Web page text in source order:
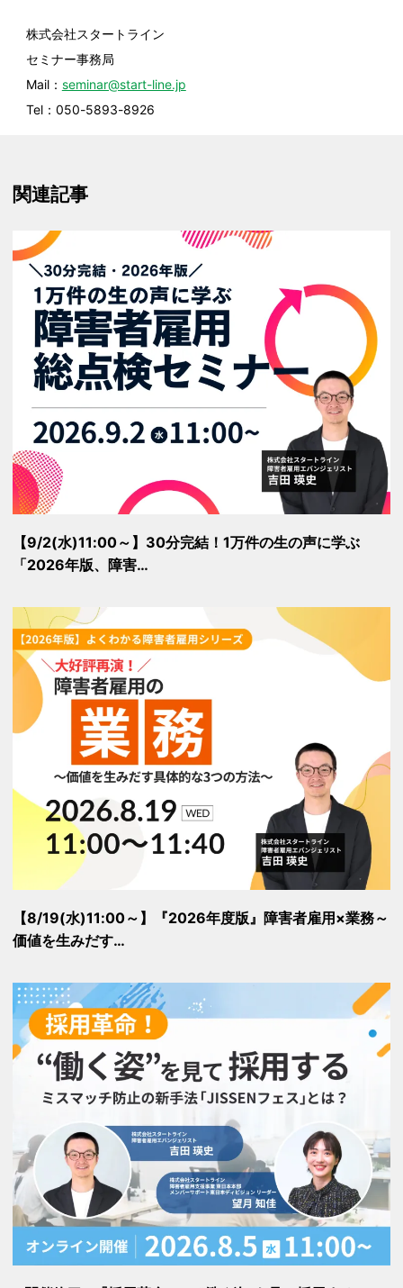
株式会社スタートライン
セミナー事務局
Mail： seminar@start-line.jp
Tel：050-5893-8926
関連記事
【9/2(水)11:00～】30分完結！1万件の生の声に学ぶ
「2026年版、障害…
【8/19(水)11:00～】『2026年度版』障害者雇用×業務～
価値を生みだす…